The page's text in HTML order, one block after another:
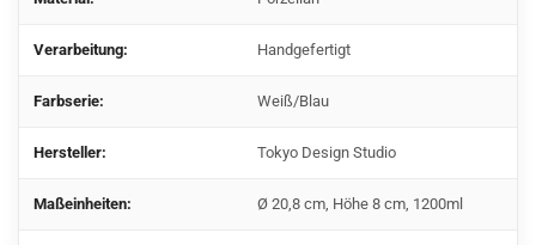
Verarbeitung: Handgefertigt
Farbserie: Weiß/Blau
Hersteller: Tokyo Design Studio
Maßeinheiten: Ø 20,8 cm, Höhe 8 cm, 1200ml